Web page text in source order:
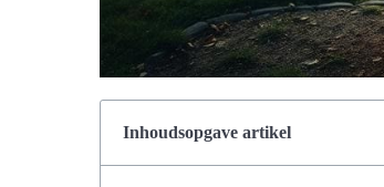
Inhoudsopgave artikel